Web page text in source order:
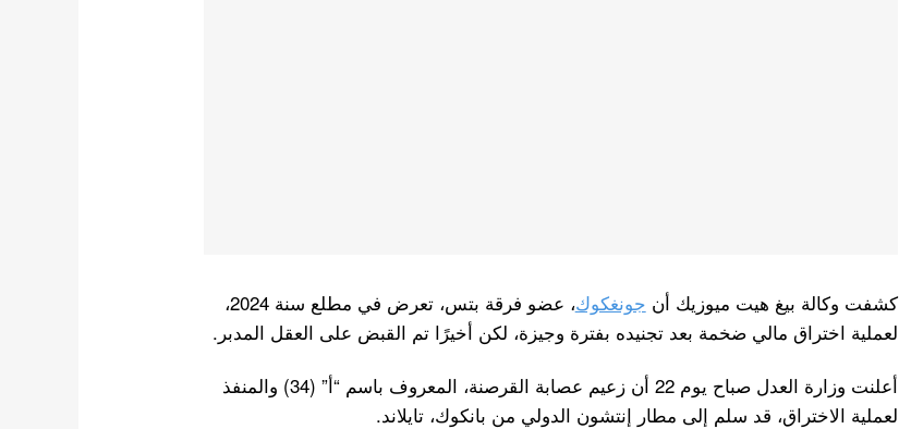
كشفت وكالة بيغ هيت ميوزيك أن جونغكوك
، عضو فرقة بتس، تعرض في مطلع سنة 2024،
لعملية اختراق مالي ضخمة بعد تجنيده بفترة وجيزة، لكن أخيرًا تم القبض على العقل المدبر.
أعلنت وزارة العدل صباح يوم 22 أن زعيم عصابة القرصنة، المعروف باسم “أ” (34) والمنفذ
لعملية الاختراق، قد سلم إلى مطار إنتشون الدولي من بانكوك، تايلاند.